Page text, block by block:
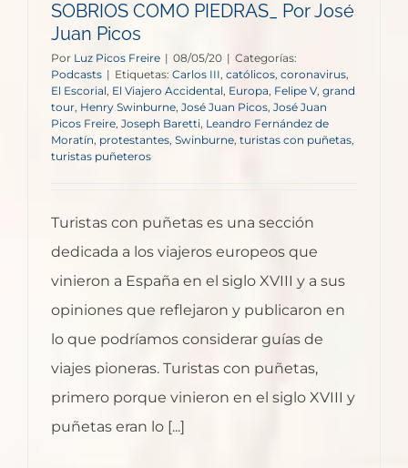
SOBRIOS COMO PIEDRAS_ Por José
Juan Picos
Por Luz Picos Freire | 08/05/20 | Categorías:
Podcasts | Etiquetas: Carlos III católicos coronavirus
El Escorial El Viajero Accidental, Europa Felipe V, grand
tour Henry Swinburne José Juan Picos José Juan
Picos Freire Joseph Baretti Leandro Fernández de
Moratín protestantes Swinburne turistas con puñetas
turistas puñeteros
Turistas con puñetas es una sección
dedicada a los viajeros europeos que
vinieron a España en el siglo XVIII y a sus
opiniones que reflejaron y publicaron en
lo que podríamos considerar guías de
viajes pioneras. Turistas con puñetas,
primero porque vinieron en el siglo XVIII y
puñetas eran lo [...]